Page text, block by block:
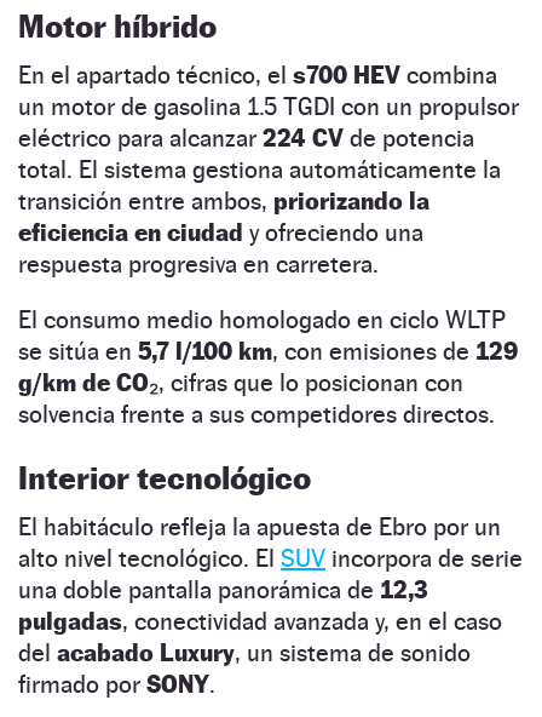
Motor híbrido
En el apartado técnico, el s700 HEV combina
un motor de gasolina 1.5 TGDI con un propulsor
eléctrico para alcanzar 224 CV de potencia
total. El sistema gestiona automáticamente la
transición entre ambos, priorizando la
eficiencia en ciudad y ofreciendo una
respuesta progresiva en carretera.
El consumo medio homologado en ciclo WLTP
se sitúa en 5,7 l/100 km, con emisiones de 129
g/km de CO₂, cifras que lo posicionan con
solvencia frente a sus competidores directos.
Interior tecnológico
El habitáculo refleja la apuesta de Ebro por un
alto nivel tecnológico. El SUV incorpora de serie
una doble pantalla panorámica de 12,3
pulgadas, conectividad avanzada y, en el caso
del acabado Luxury, un sistema de sonido
firmado por SONY.